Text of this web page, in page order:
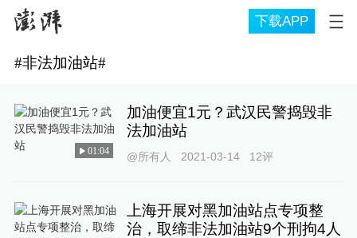
下载APP
#非法加油站#
01:04
加油便宜1元？武汉民警捣毁非
法加油站
@所有人 2021-03-14 12评
上海开展对黑加油站点专项整
治，取缔非法加油站9个刑拘4人